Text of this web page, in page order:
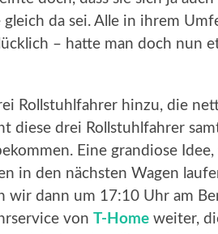
da sei. Alle in ihrem
– hatte man doch nun
Rollstuhlfahrer hinzu, die
diese drei Rollstuhlfahrer
Eine grandiose
in den nächsten Wagen
wir dann um 17:10 Uhr am
von T-Home weiter,